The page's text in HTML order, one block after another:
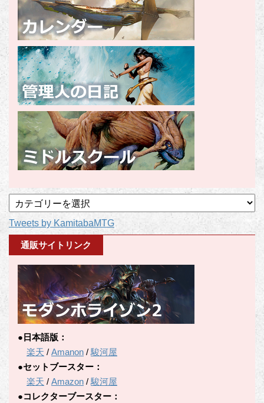
事
カ
テ
Tweets by KamitabaMTG
通販サイトリンク
●日本語版：
楽天 / Amanon /駿河屋
●セットブースター：
楽天 / Amazon /駿河屋
●コレクターブースター：